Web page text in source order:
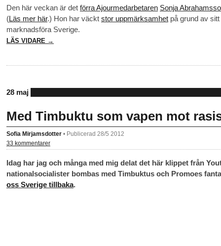
Den här veckan är det förra Ajourmedarbetaren Sonja
(Läs mer här.) Hon har väckt stor uppmärksamhet på grund av
marknadsföra Sverige.
LÄS VIDARE →
28 maj
Med Timbuktu som vapen mot
Sofia Mirjamsdotter • Publicerad 28/5 2012
33 kommentarer
Idag har jag och många med mig delat det här klippet från
nationalsocialister bombas med Timbuktus och Promoes
oss Sverige tillbaka.